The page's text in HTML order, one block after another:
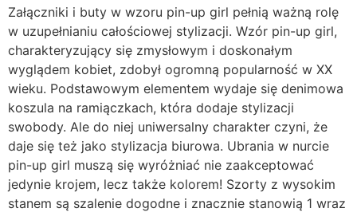
Załączniki i buty w wzoru pin-up girl pełnią ważną rolę
w uzupełnianiu całościowej stylizacji. Wzór pin-up girl,
charakteryzujący się zmysłowym i doskonałym
wyglądem kobiet, zdobył ogromną popularność w XX
wieku. Podstawowym elementem wydaje się denimowa
koszula na ramiączkach, która dodaje stylizacji
swobody. Ale do niej uniwersalny charakter czyni, że
daje się też jako stylizacja biurowa. Ubrania w nurcie
pin-up girl muszą się wyróżniać nie zaakceptować
jedynie krojem, lecz także kolorem! Szorty z wysokim
stanem są szalenie dogodne i znacznie stanowią 1 wraz